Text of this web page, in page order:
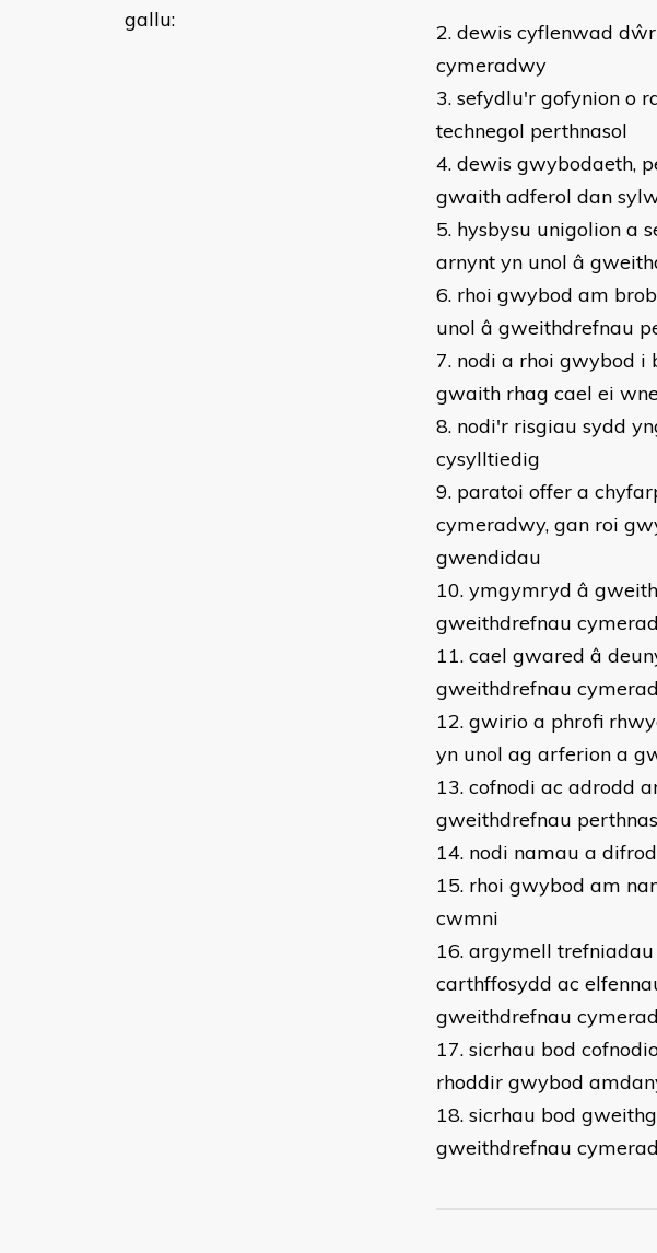
gallu:
2. dewis cyflenwad
cymeradwy
3. sefydlu'r gofynion o
technegol perthnasol
4. dewis gwybodaeth,
gwaith adferol dan
5. hysbysu unigolion a
arnynt yn unol â
6. rhoi gwybod am
unol â gweithdrefnau
7. nodi a rhoi gwybod
gwaith rhag cael ei
8. nodi'r risgiau sydd
cysylltiedig
9. paratoi offer a
cymeradwy, gan roi
gwendidau
10. ymgymryd â
gweithdrefnau
11. cael gwared â
gweithdrefnau
12. gwirio a phrofi
yn unol ag arferion a
13. cofnodi ac adrodd
gweithdrefnau
14. nodi namau a
15. rhoi gwybod am
cwmni
16. argymell
carthffosydd ac
gweithdrefnau
17. sicrhau bod
rhoddir gwybod
18. sicrhau bod
gweithdrefnau